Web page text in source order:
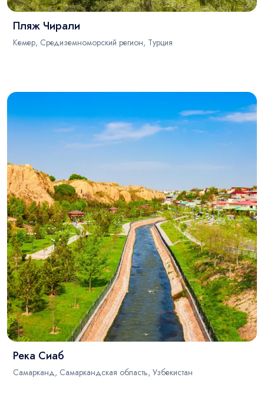
Пляж Чирали
Кемер, Средиземноморский регион, Турция
Река Сиаб
Самарканд, Самаркандская область, Узбекистан